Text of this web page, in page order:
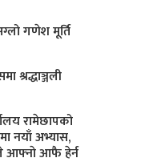
गणेश मूर्ति
श्रद्धाञ्जली
रामेछापको
नयाँ अभ्यास,
आफ्नाे आफै हेर्न